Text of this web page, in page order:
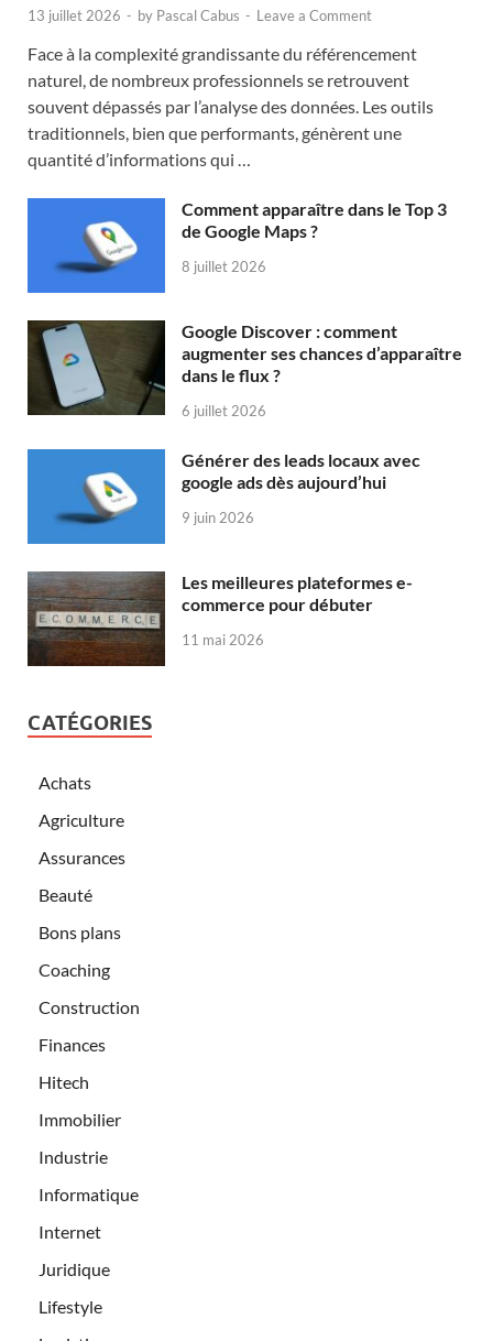
13 juillet 2026 - by Pascal Cabus - Leave a Comment
Face à la complexité grandissante du référencement
naturel, de nombreux professionnels se retrouvent
souvent dépassés par l’analyse des données. Les outils
traditionnels, bien que performants, génèrent une
quantité d’informations qui …
Comment apparaître dans le Top 3
de Google Maps ?
8 juillet 2026
Google Discover : comment
augmenter ses chances d’apparaître
dans le flux ?
6 juillet 2026
Générer des leads locaux avec
google ads dès aujourd’hui
9 juin 2026
Les meilleures plateformes e-
commerce pour débuter
11 mai 2026
CATÉGORIES
Achats
Agriculture
Assurances
Beauté
Bons plans
Coaching
Construction
Finances
Hitech
Immobilier
Industrie
Informatique
Internet
Juridique
Lifestyle